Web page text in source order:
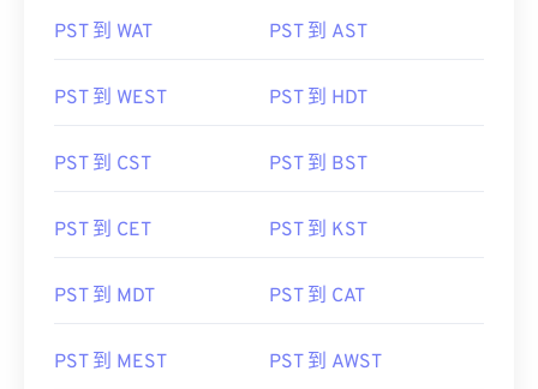
PST 到 WAT PST 到 AST
PST 到 WEST PST 到 HDT
PST 到 CST PST 到 BST
PST 到 CET PST 到 KST
PST 到 MDT PST 到 CAT
PST 到 MEST PST 到 AWST